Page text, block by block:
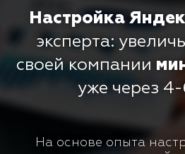
Настройка
эксперта:
своей компании
уже через
На основе опыта